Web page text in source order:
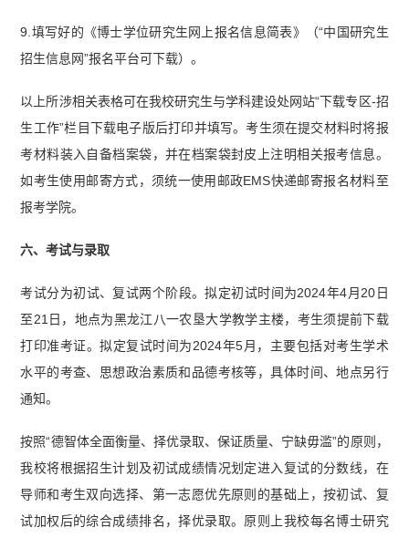
9.填写好的《博士学位研究生网上报名信息简表》（“中国研究生
招生信息网”报名平台可下载）。
以上所涉相关表格可在我校研究生与学科建设处网站“下载专区-招
生工作”栏目下载电子版后打印并填写。考生须在提交材料时将报
考材料装入自备档案袋，并在档案袋封皮上注明相关报考信息。
如考生使用邮寄方式，须统一使用邮政EMS快递邮寄报名材料至
报考学院。
六、考试与录取
考试分为初试、复试两个阶段。拟定初试时间为2024年4月20日
至21日，地点为黑龙江八一农垦大学教学主楼，考生须提前下载
打印准考证。拟定复试时间为2024年5月，主要包括对考生学术
水平的考查、思想政治素质和品德考核等，具体时间、地点另行
通知。
按照“德智体全面衡量、择优录取、保证质量、宁缺毋滥”的原则，
我校将根据招生计划及初试成绩情况划定进入复试的分数线，在
导师和考生双向选择、第一志愿优先原则的基础上，按初试、复
试加权后的综合成绩排名，择优录取。原则上我校每名博士研究